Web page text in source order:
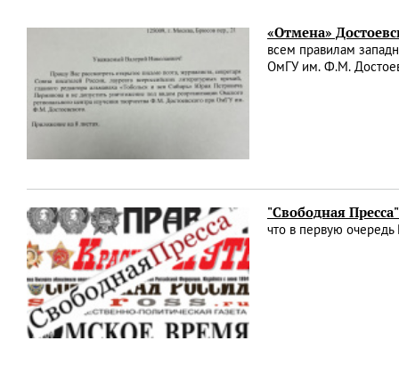
«Отмена»
всем правилам
ОмГУ им. Ф.М.
"Свободная
что в первую очередь